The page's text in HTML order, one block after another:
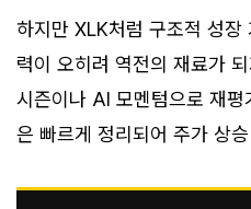
하지만 XLK처럼 구조적 성
력이 오히려 역전의 재료가
시즌이나 AI 모멘텀으로 재
은 빠르게 정리되어 주가 상